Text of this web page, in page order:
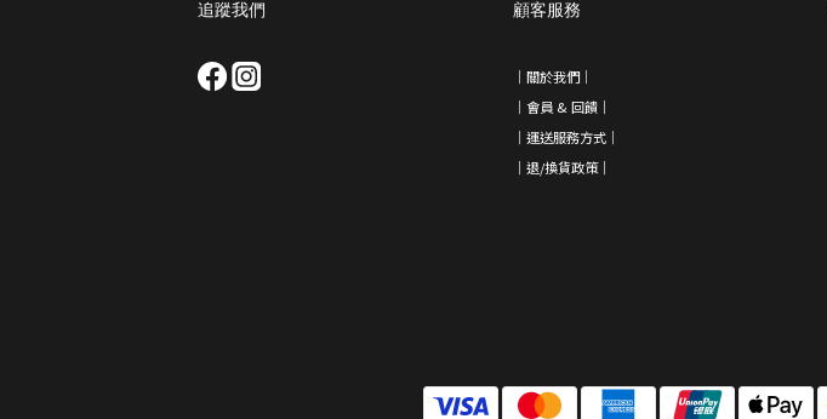
追蹤我們 顧客服務
｜ 關於我們 ｜
｜會員 & 回饋 ｜
｜運送服務方式｜
｜退/換貨政策｜